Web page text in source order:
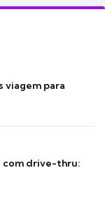
viagem para
com drive-thru: